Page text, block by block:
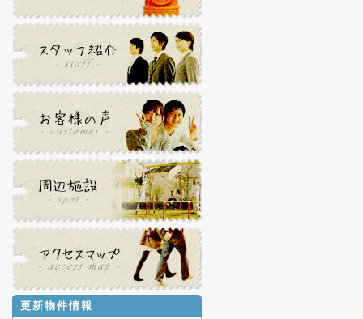
更新物件情報